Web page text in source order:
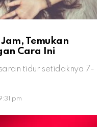
Temukan
Cara Ini
tidur setidaknya 7-
pm